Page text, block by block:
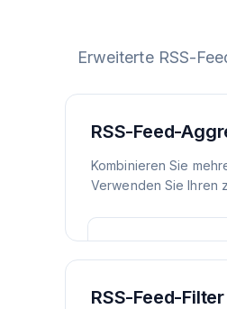
Erweiterte RSS-
RSS-Feed-
Kombinieren Sie
Verwenden Sie Ihren
RSS-Feed-